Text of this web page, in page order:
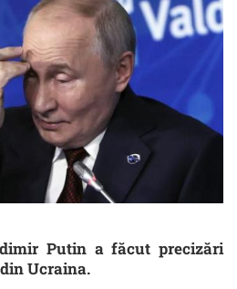
Putin a făcut precizări
Ucraina.